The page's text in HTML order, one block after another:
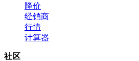
降价
经销商
行情
计算器
社区